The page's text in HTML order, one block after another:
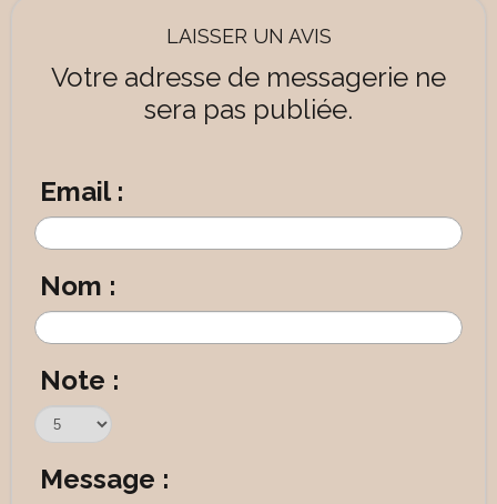
LAISSER UN AVIS
Votre adresse de messagerie ne
sera pas publiée.
Email :
Nom :
Note :
Message :